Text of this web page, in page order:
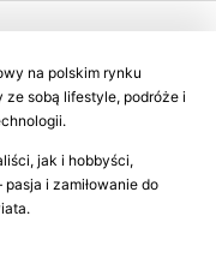
na polskim rynku
ze sobą lifestyle, podróże i
jak i hobbyści,
i zamiłowanie do